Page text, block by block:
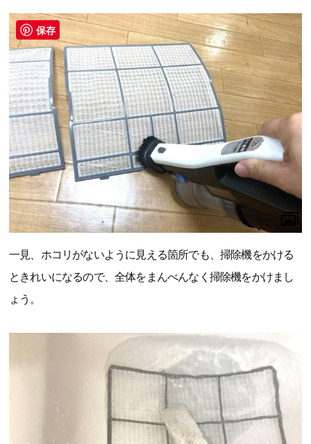
一見、ホコリがないように見える箇所でも、掃除機をかける
ときれいになるので、全体をまんべんなく掃除機をかけまし
ょう。
保存